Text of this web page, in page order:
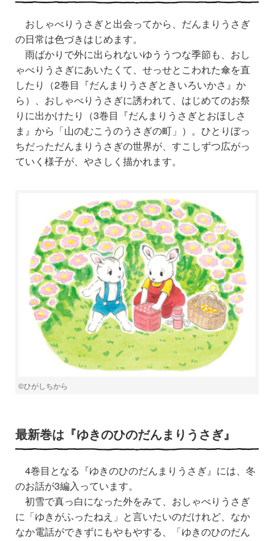
おしゃべりうさぎと出会ってから、だんまりうさぎ
の日常は色づきはじめます。
雨ばかりで外に出られないゆううつな季節も、おし
ゃべりうさぎにあいたくて、せっせとこわれた傘を直
したり（2巻目『だんまりうさぎときいろいかさ』か
ら）、おしゃべりうさぎに誘われて、はじめてのお祭
りに出かけたり（3巻目『だんまりうさぎとおほしさ
ま』から「山のむこうのうさぎの町」）。ひとりぼっ
ちだっただんまりうさぎの世界が、すこしずつ広がっ
ていく様子が、やさしく描かれます。
©︎ひがしちから
最新巻は『ゆきのひのだんまりうさぎ』
4巻目となる『ゆきのひのだんまりうさぎ』には、冬
のお話が3編入っています。
初雪で真っ白になった外をみて、おしゃべりうさぎ
に「ゆきがふったねえ」と言いたいのだけれど、なか
なか電話ができずにもやもやする、「ゆきのひのだん